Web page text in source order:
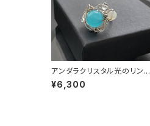
アンダラクリスタル光のリング
(エンジェリックブルー)
¥6,300